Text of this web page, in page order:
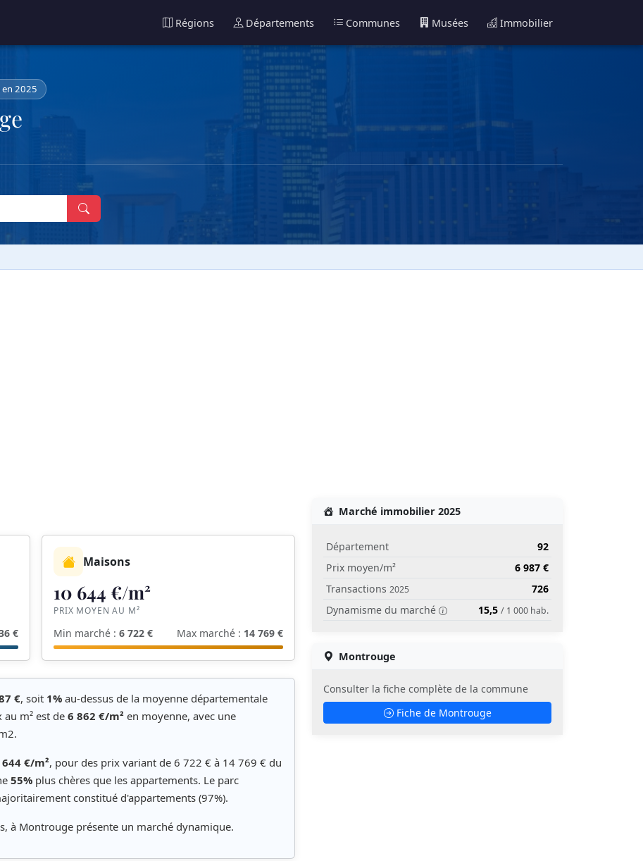
Régions Départements Communes Musées Immobilier
2025
€
Maisons
10 644 €/m²
PRIX MOYEN AU M²
Min marché : 6 722 € Max marché : 14 769 €
€, soit 1% au-dessus de la moyenne départementale
m² est de 6 862 €/m² en moyenne, avec une
644 €/m², pour des prix variant de 6 722 € à 14 769 € du
55% plus chères que les appartements. Le parc
constitué d'appartements (97%).
à Montrouge présente un marché dynamique.
Marché immobilier 2025
Département
92
Prix moyen/m²
6 987 €
Transactions 2025
726
Dynamisme du marché
15,5 / 1 000 hab.
Montrouge
Consulter la fiche complète de la commune
Fiche de Montrouge